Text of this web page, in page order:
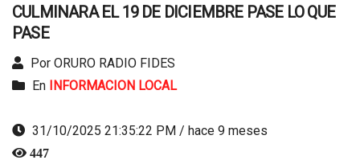
CULMINARA EL 19 DE DICIEMBRE PASE LO QUE
PASE
Por ORURO RADIO FIDES
En INFORMACION LOCAL
31/10/2025 21:35:22 PM / hace 9 meses
447